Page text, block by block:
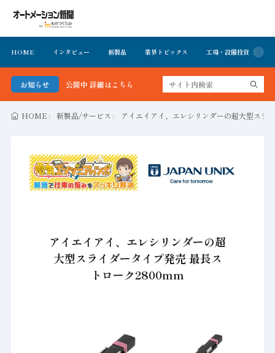
HOME インタビュー 新製品 業界トピックス 工場・設備投資
お知らせ
を無料で公開中 詳細はこちら
HOME 新製品/サービス アイエイアイ、エレシリンダーの超大型スラ
アイエイアイ、エレシリンダーの超
大型スライダータイプ発売 最長ス
トローク2800mm